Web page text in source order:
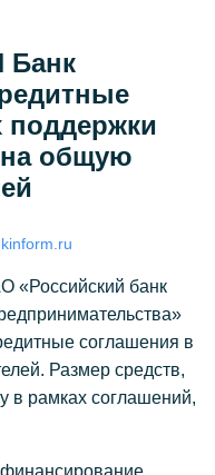
Банк
поддержки
общую
«Российский банк
соглашения в
Размер средств,
в рамках соглашений,